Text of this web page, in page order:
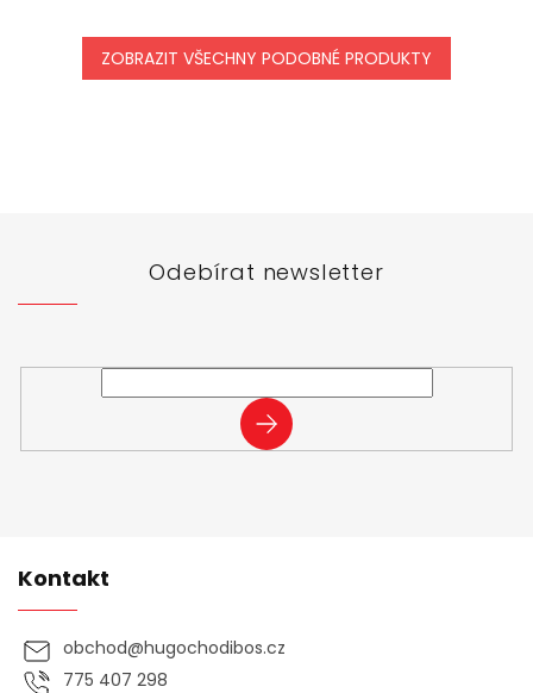
ZOBRAZIT VŠECHNY PODOBNÉ PRODUKTY
Odebírat newsletter
PŘIHLÁSIT
SE
Kontakt
obchod@hugochodibos.cz
775 407 298